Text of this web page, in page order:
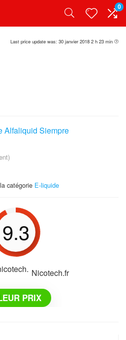
0
Last price update was: 30 janvier 2018 2 h 23 min
catégorie E-liquide
9.3
nicotech.fr
PRIX